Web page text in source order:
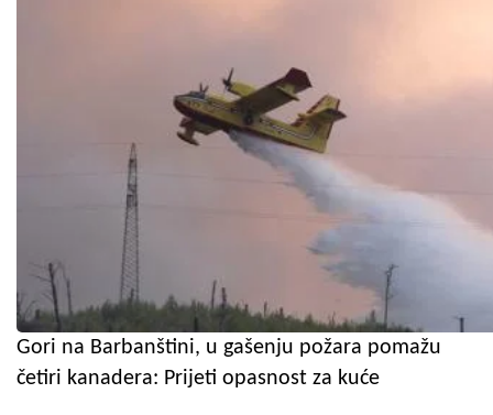
Gori na Barbanštini, u gašenju požara pomažu
četiri kanadera: Prijeti opasnost za kuće